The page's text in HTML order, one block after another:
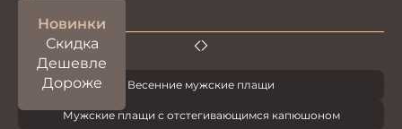
Новинки
Скидка
Дешевле
Дороже
Весенние мужские плащи
Мужские плащи с отстегивающимся капюшоном